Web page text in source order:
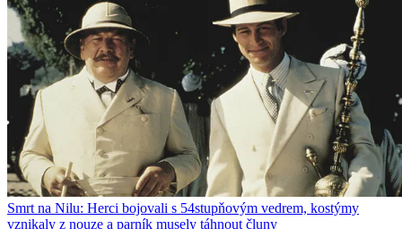
Smrt na Nilu: Herci bojovali s 54stupňovým vedrem, kostýmy
vznikaly z nouze a parník musely táhnout čluny